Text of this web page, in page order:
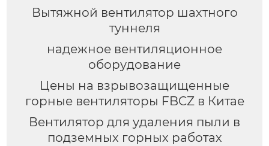
Вытяжной вентилятор шахтного
туннеля
надежное вентиляционное
оборудование
Цены на взрывозащищенные
горные вентиляторы FBCZ в Китае
Вентилятор для удаления пыли в
подземных горных работах